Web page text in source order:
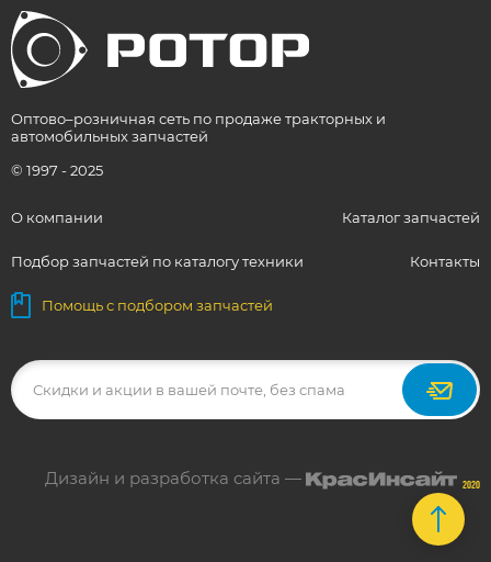
Оптово–розничная сеть по продаже тракторных и
автомобильных запчастей
© 1997 - 2025
О компании Каталог запчастей
Подбор запчастей по каталогу техники Контакты
Помощь с подбором запчастей
Дизайн и разработка сайта — 2020